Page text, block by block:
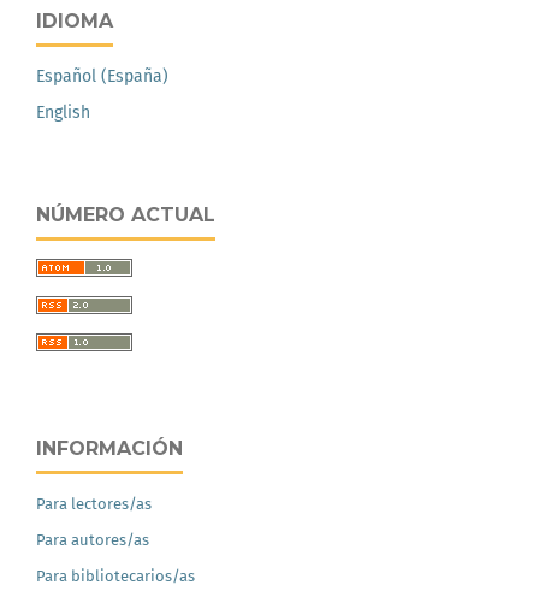
IDIOMA
Español (España)
English
NÚMERO ACTUAL
INFORMACIÓN
Para lectores/as
Para autores/as
Para bibliotecarios/as